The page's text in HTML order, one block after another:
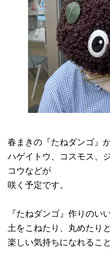
春まきの『たねダンゴ』
ハゲイトウ、コスモス、
コウなどが
咲く予定です。
『たねダンゴ』作りのい
土をこねたり、丸めたり
楽しい気持ちになれること